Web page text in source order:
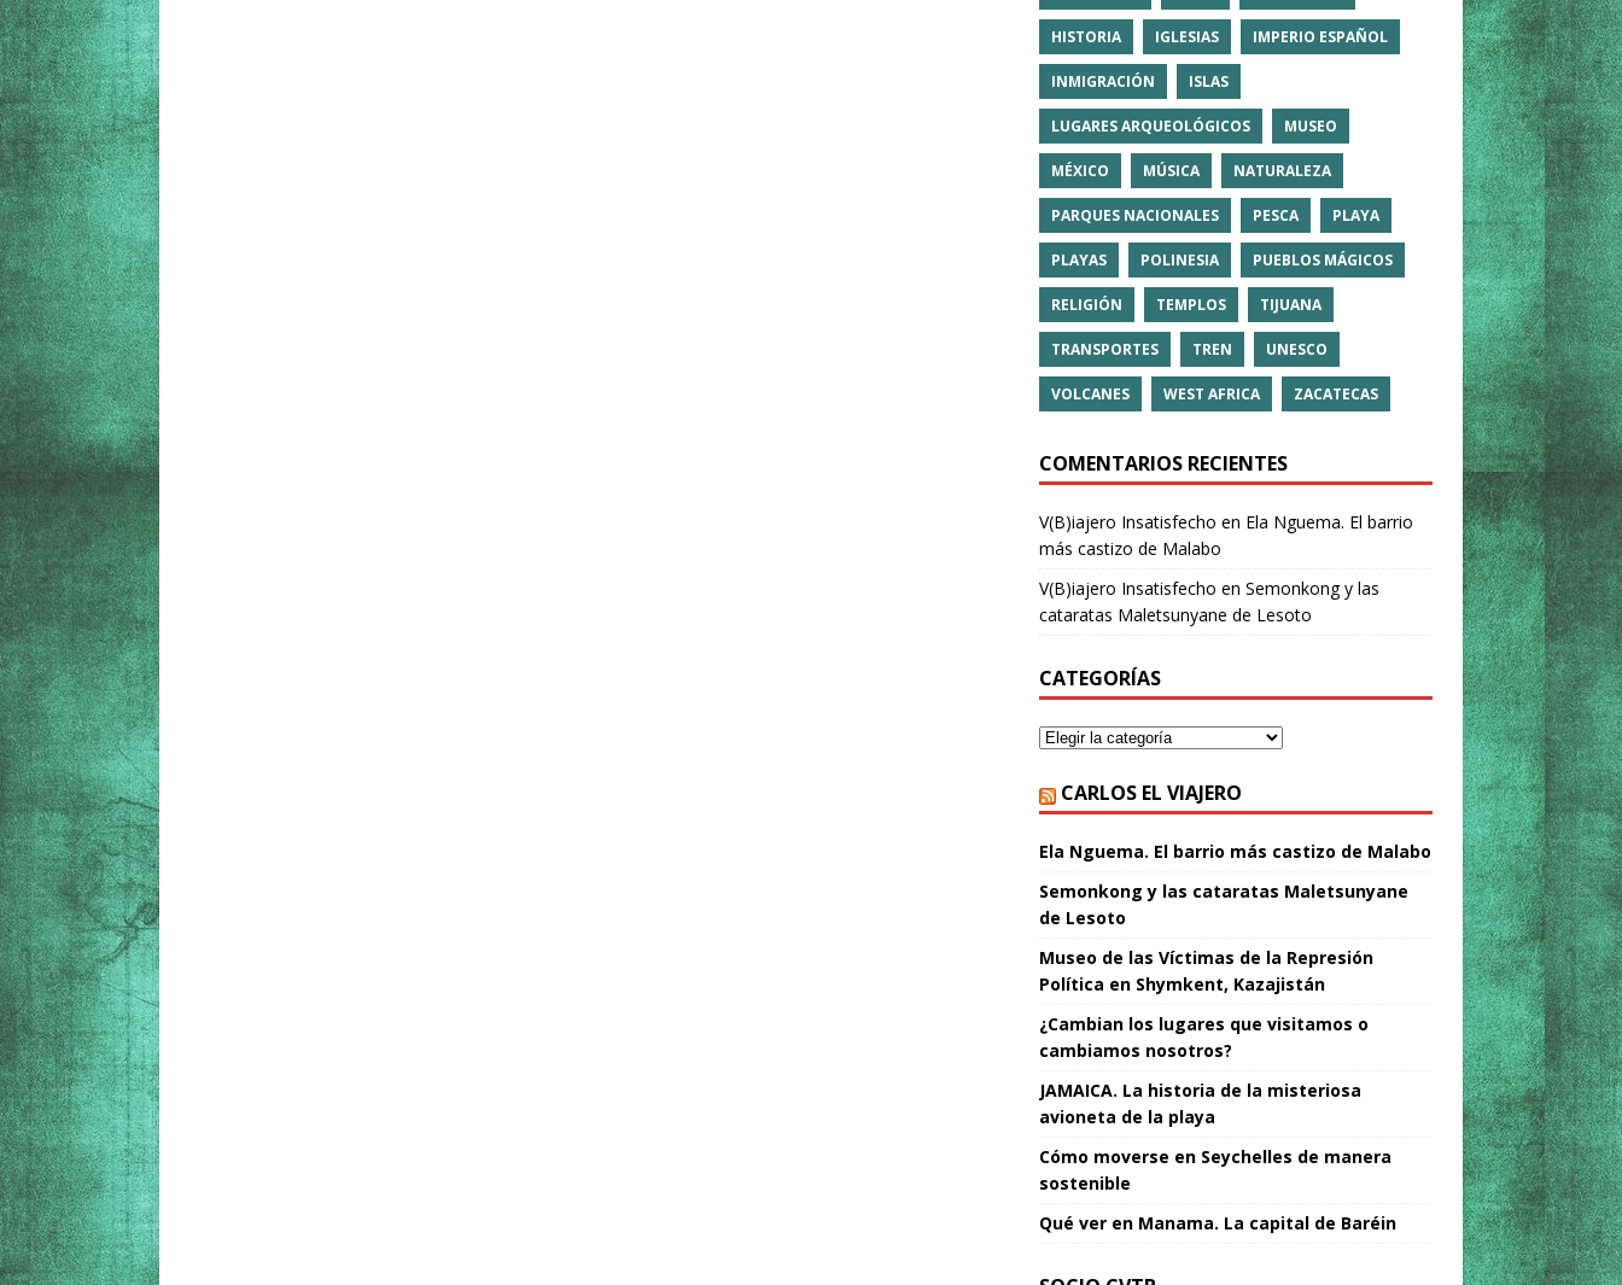
HISTORIA IGLESIAS IMPERIO ESPAÑOL
INMIGRACIÓN ISLAS
LUGARES ARQUEOLÓGICOS MUSEO
MÉXICO MÚSICA NATURALEZA
PARQUES NACIONALES PESCA PLAYA
PLAYAS POLINESIA PUEBLOS MÁGICOS
RELIGIÓN TEMPLOS TIJUANA
TRANSPORTES TREN UNESCO
VOLCANES WEST AFRICA ZACATECAS
COMENTARIOS RECIENTES
V(B)iajero Insatisfecho en Ela Nguema. El barrio
más castizo de Malabo
V(B)iajero Insatisfecho en Semonkong y las
cataratas Maletsunyane de Lesoto
CATEGORÍAS
CARLOS EL VIAJERO
Ela Nguema. El barrio más castizo de Malabo
Semonkong y las cataratas Maletsunyane
de Lesoto
Museo de las Víctimas de la Represión
Política en Shymkent, Kazajistán
¿Cambian los lugares que visitamos o
cambiamos nosotros?
JAMAICA. La historia de la misteriosa
avioneta de la playa
Cómo moverse en Seychelles de manera
sostenible
Qué ver en Manama. La capital de Baréin